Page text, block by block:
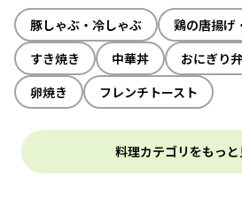
豚しゃぶ・冷しゃぶ
鶏の唐揚げ
すき焼き
中華丼 おにぎり
卵焼き
フレンチトースト
料理カテゴリをもっと